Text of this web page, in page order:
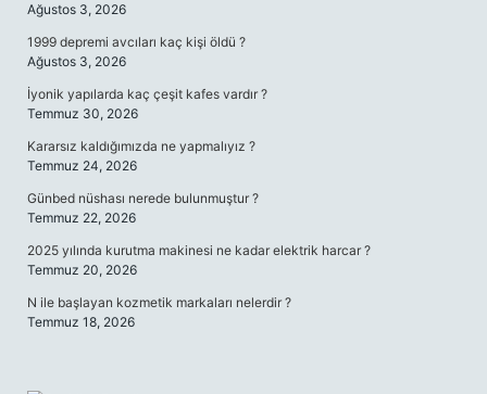
Ağustos 3, 2026
1999 depremi avcıları kaç kişi öldü ?
Ağustos 3, 2026
İyonik yapılarda kaç çeşit kafes vardır ?
Temmuz 30, 2026
Kararsız kaldığımızda ne yapmalıyız ?
Temmuz 24, 2026
Günbed nüshası nerede bulunmuştur ?
Temmuz 22, 2026
2025 yılında kurutma makinesi ne kadar elektrik harcar ?
Temmuz 20, 2026
N ile başlayan kozmetik markaları nelerdir ?
Temmuz 18, 2026